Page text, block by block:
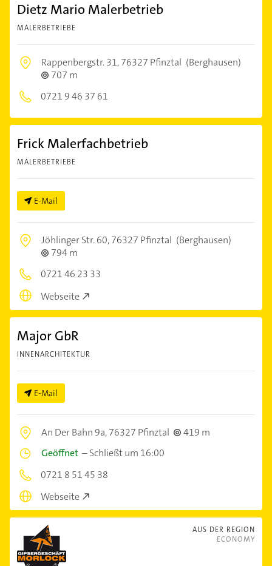
Dietz Mario Malerbetrieb
MALERBETRIEBE
Rappenbergstr. 31,76327 Pfinztal (Berghausen)
707 m
0721 9 46 37 61
Frick Malerfachbetrieb
MALERBETRIEBE
E-Mail
Jöhlinger Str. 60,76327 Pfinztal (Berghausen)
794 m
0721 46 23 33
Webseite
Major GbR
INNENARCHITEKTUR
E-Mail
An Der Bahn 9a,76327 Pfinztal
419 m
Geöffnet –Schließt um 16:00
0721 8 51 45 38
Webseite
AUS DER REGION
ECONOMY